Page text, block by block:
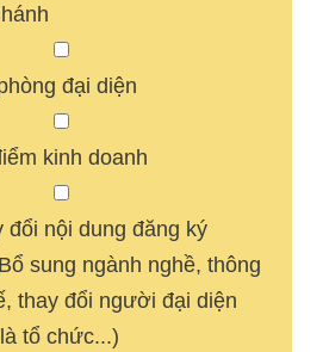
đại diện
kinh doanh
đổi nội dung đăng ký
sung ngành nghề, thông
thay đổi người đại diện
tổ chức...)